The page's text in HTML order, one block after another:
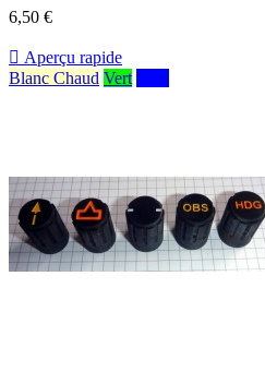
6,50 €
 Aperçu rapide
Blanc Chaud Vert